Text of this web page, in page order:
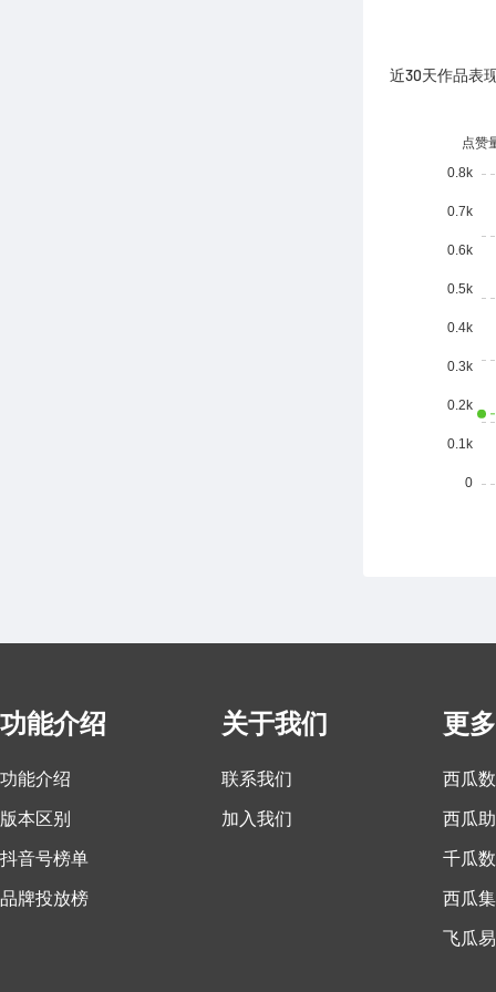
近30天作品表
功能介绍
功能介绍
版本区别
抖音号榜单
品牌投放榜
关于我们
联系我们
加入我们
更
西瓜
西瓜
千瓜
西瓜集
飞瓜